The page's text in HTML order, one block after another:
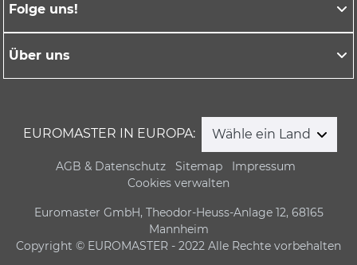
Folge uns!
Über uns
EUROMASTER IN EUROPA: Wähle ein Land
AGB & Datenschutz Sitemap
Impressum
Cookies verwalten
Euromaster GmbH, Theodor-Heuss-Anlage 12, 68165
Mannheim
Copyright © EUROMASTER - 2022 Alle Rechte vorbehalten